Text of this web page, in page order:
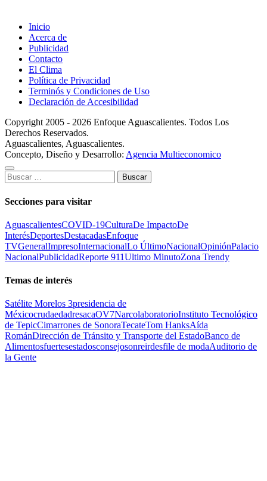
Inicio
Acerca de
Publicidad
Contacto
El Clima
Política de Privacidad
Terminós y Condiciones de Uso
Declaración de Accesibilidad
Copyright 2005 - 2026 Enfoque Aguascalientes. Todos Los
Derechos Reservados.
Aguascalientes, Aguascalientes.
Concepto, Diseño y Desarrollo: Agencia Multieconomico
Buscar:
Secciones para visitar
AguascalientesCOVID-19CulturaDe ImpactoDe
InterésDeportesDestacadasEnfoque
TVGeneralImpresoInternacionalLo ÚltimoNacionalOpiniónPalacio
NacionalPublicidadReporte 911Ultimo MinutoZona Trendy
Temas de interés
Satélite Morelos 3presidencia de
MéxicocrudaedadresacaOV7NarcolaboratorioInstituto Tecnológico
de TepicCimarrones de SonoraTecateTom HanksAída
RománDirección de Tránsito y Transporte del EstadoBanco de
Alimentosfuertesestadosconsejosonreirdesfile de modaAuditorio de
la Gente